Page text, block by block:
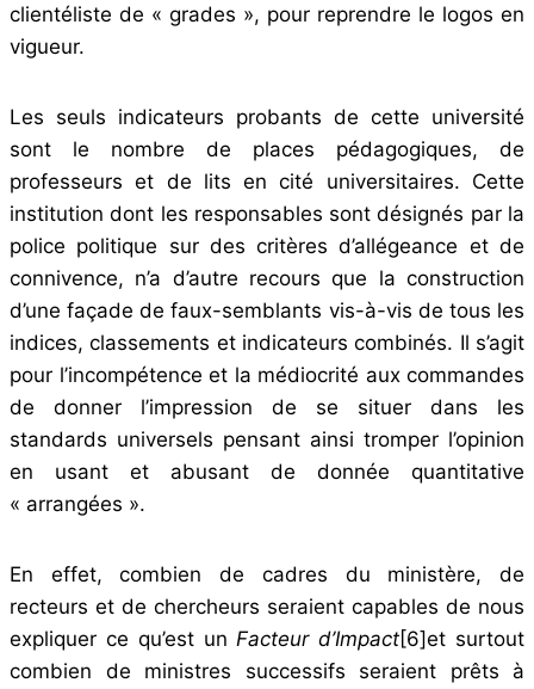
clientéliste de « grades », pour reprendre le logos en
vigueur.
Les seuls indicateurs probants de cette université
sont le nombre de places pédagogiques, de
professeurs et de lits en cité universitaires. Cette
institution dont les responsables sont désignés par la
police politique sur des critères d’allégeance et de
connivence, n’a d’autre recours que la construction
d’une façade de faux-semblants vis-à-vis de tous les
indices, classements et indicateurs combinés. Il s’agit
pour l’incompétence et la médiocrité aux commandes
de donner l’impression de se situer dans les
standards universels pensant ainsi tromper l’opinion
en usant et abusant de donnée quantitative
« arrangées ».
En effet, combien de cadres du ministère, de
recteurs et de chercheurs seraient capables de nous
expliquer ce qu’est un Facteur d’Impact[6]et surtout
combien de ministres successifs seraient prêts à